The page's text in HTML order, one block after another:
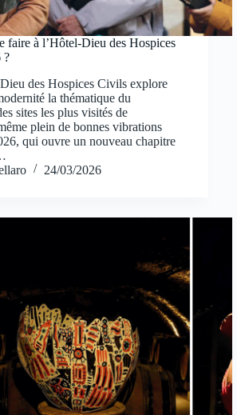
faire à l’Hôtel-Dieu des Hospices
?
des Hospices Civils explore
la thématique du
sites les plus visités de
plein de bonnes vibrations
qui ouvre un nouveau chapitre
24/03/2026